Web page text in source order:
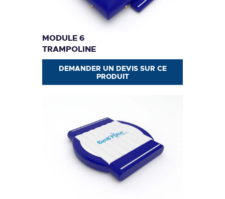
MODULE 6
TRAMPOLINE
DEMANDER UN DEVIS SUR CE
PRODUIT